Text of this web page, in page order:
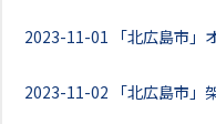
2023-11-01 「北広島市
2023-11-02 「北広島市